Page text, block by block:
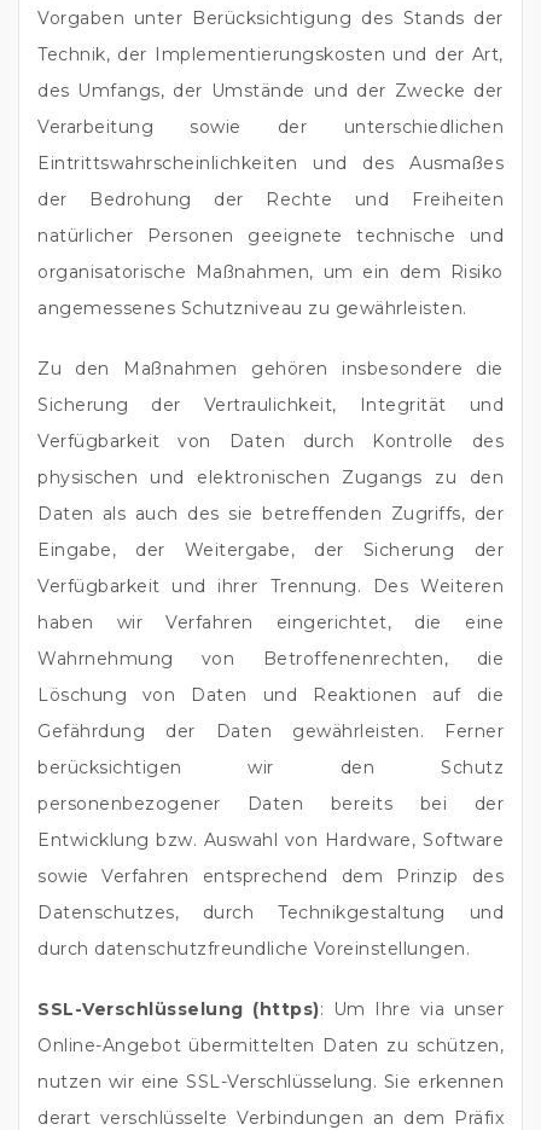
Vorgaben unter Berücksichtigung des Stands der
Technik, der Implementierungskosten und der Art,
des Umfangs, der Umstände und der Zwecke der
Verarbeitung sowie der unterschiedlichen
Eintrittswahrscheinlichkeiten und des Ausmaßes
der Bedrohung der Rechte und Freiheiten
natürlicher Personen geeignete technische und
organisatorische Maßnahmen, um ein dem Risiko
angemessenes Schutzniveau zu gewährleisten.
Zu den Maßnahmen gehören insbesondere die
Sicherung der Vertraulichkeit, Integrität und
Verfügbarkeit von Daten durch Kontrolle des
physischen und elektronischen Zugangs zu den
Daten als auch des sie betreffenden Zugriffs, der
Eingabe, der Weitergabe, der Sicherung der
Verfügbarkeit und ihrer Trennung. Des Weiteren
haben wir Verfahren eingerichtet, die eine
Wahrnehmung von Betroffenenrechten, die
Löschung von Daten und Reaktionen auf die
Gefährdung der Daten gewährleisten. Ferner
berücksichtigen wir den Schutz
personenbezogener Daten bereits bei der
Entwicklung bzw. Auswahl von Hardware, Software
sowie Verfahren entsprechend dem Prinzip des
Datenschutzes, durch Technikgestaltung und
durch datenschutzfreundliche Voreinstellungen.
SSL-Verschlüsselung (https): Um Ihre via unser
Online-Angebot übermittelten Daten zu schützen,
nutzen wir eine SSL-Verschlüsselung. Sie erkennen
derart verschlüsselte Verbindungen an dem Präfix